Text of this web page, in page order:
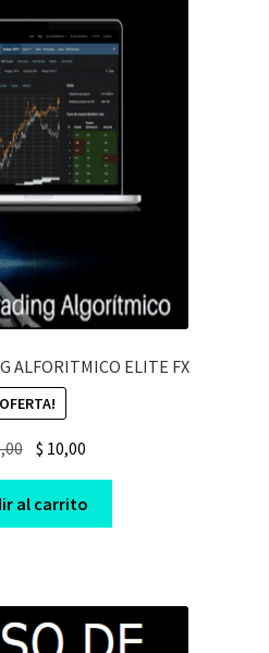
ALFORITMICO ELITE FX
Original
was:
$ 249,00.
$ 10,00
is:
$ 10,00.
al carrito